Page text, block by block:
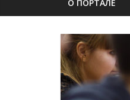
О ПОРТАЛЕ